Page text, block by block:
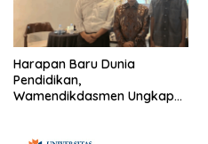
Harapan Baru Dunia
Pendidikan,
Wamendikdasmen Ungkap